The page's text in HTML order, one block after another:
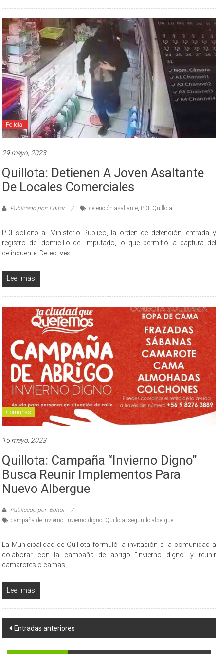
Policial
29 mayo, 2023
Quillota: Detienen A Joven Asaltante
De Locales Comerciales
Publicado por: Editor detención asaltante PDI Quillota
PDI solicito al Ministerio Publico, la orden de detención, entrada y
registro del domicilio del imputado, lo que permitió la captura del
delincuente. Detectives
Leer más
Comunas
15 mayo, 2023
Quillota: Campaña “Invierno Digno”
Busca Reunir Implementos Para
Nuevo Albergue
Publicado por: Editor
campaña de invierno, Invierno digno, Quillota, segundo albergue
La Municipalidad de Quillota formuló la invitación a la comunidad a
colaborar con la campaña de abrigo “invierno digno” y reunir
camarotes o camas
Leer más
Navegación
Entradas anteriores